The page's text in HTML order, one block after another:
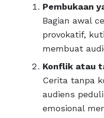
Pembukaan
Bagian awal
provokatif,
membuat
Konflik atau
Cerita tanpa
audiens
emosional